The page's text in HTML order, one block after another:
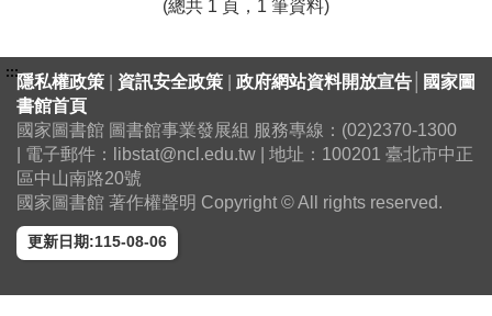
(總共 1 頁，1 筆資料)
:::隱私權政策 資訊安全政策 政府網站資料開放宣告
國家圖
書館首頁
國家圖書館 圖書館事業發展組 服務專線：(02)2370-1300
| 電子郵件：libstat@ncl.edu.tw | 地址：100201 臺北市中正
區中山南路20號
國家圖書館 著作權聲明 Copyright © All rights reserved.
更新日期:115-08-06